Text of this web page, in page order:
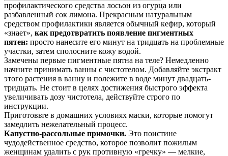
профилактического средства лосьон из огурца или
разбавленный сок лимона. Прекрасным натуральным
средством профилактики является обычный кефир, который
«знает», как предотвратить появление пигментных
пятен: просто нанесите его минут на тридцать на проблемные
участки, затем сполосните кожу водой.
Замечены первые пигментные пятна на теле? Немедленно
начните принимать ванны с чистотелом. Добавляйте экстракт
этого растения в ванну и полежите в воде минут двадцать-
тридцать. Не стоит в целях достижения быстрого эффекта
увеличивать дозу чистотела, действуйте строго по
инструкции.
Приготовьте в домашних условиях маски, которые помогут
замедлить нежелательный процесс.
Капустно-рассольные примочки. Это поистине
чудодейственное средство, которое позволит пожилым
женщинам удалить с рук противную «гречку» — мелкие,